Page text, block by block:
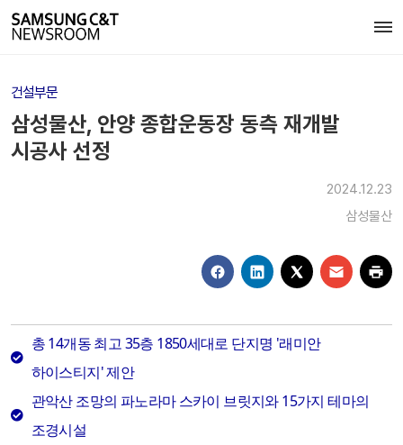
건설부문
삼성물산, 안양 종합운동장 동측 재개발
시공사 선정
2024.12.23
삼성물산
총 14개동 최고 35층 1850세대로 단지명 '래미안
하이스티지' 제안
관악산 조망의 파노라마 스카이 브릿지와 15가지 테마의
조경시설